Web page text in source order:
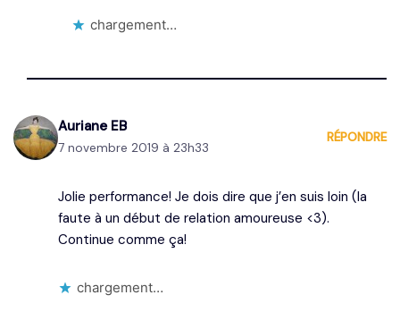
chargement…
Auriane EB
7 novembre 2019 à 23h33
RÉPONDRE
Jolie performance! Je dois dire que j’en suis loin (la
faute à un début de relation amoureuse <3).
Continue comme ça!
chargement…